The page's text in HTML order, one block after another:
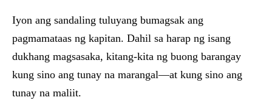
Iyon ang sandaling tuluyang bumagsak ang
pagmamataas ng kapitan. Dahil sa harap ng isang
dukhang magsasaka, kitang-kita ng buong barangay
kung sino ang tunay na marangal—at kung sino ang
tunay na maliit.